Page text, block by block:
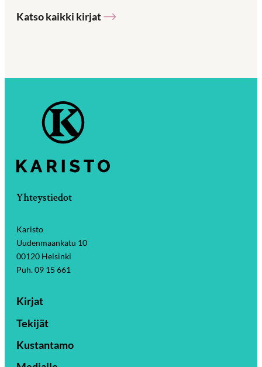
Katso kaikki kirjat
Yhteystiedot
Karisto
Uudenmaankatu 10
00120 Helsinki
Puh. 09 15 661
Kirjat
Tekijät
Kustantamo